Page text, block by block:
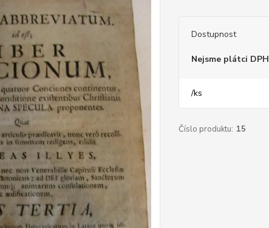
Dostupnost
Nejsme plátci DPH
/ks
Číslo produktu: 15